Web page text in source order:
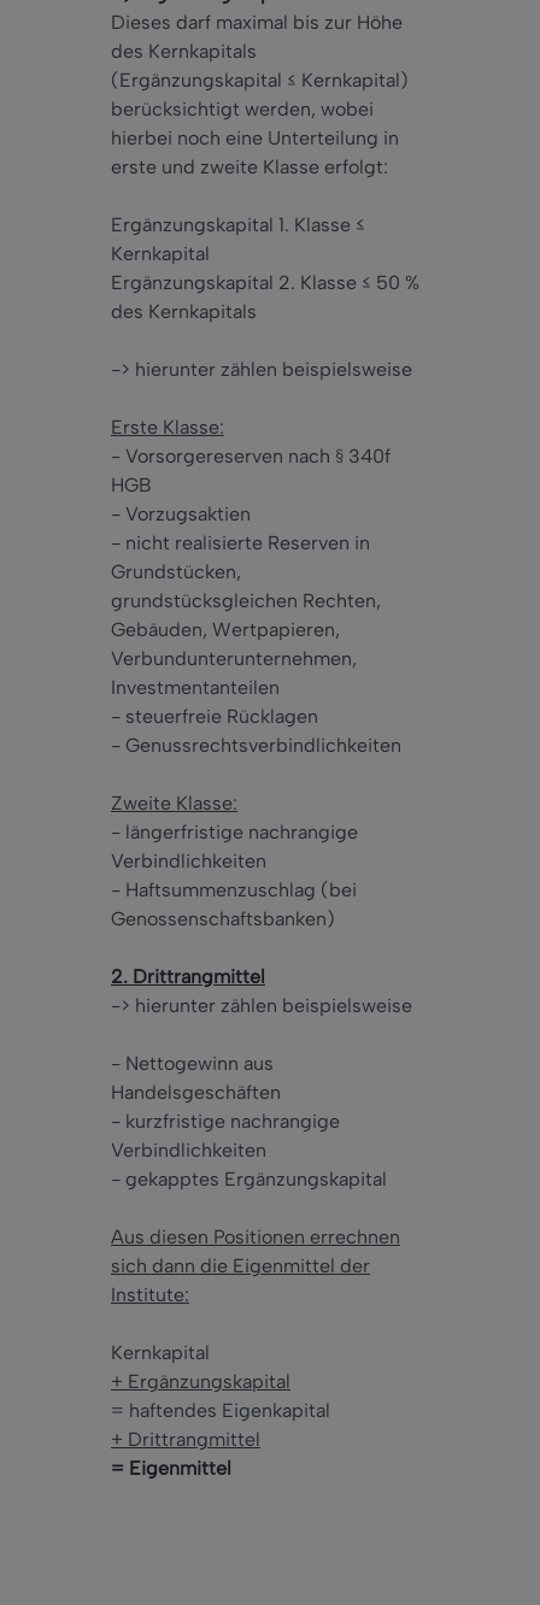
Dieses darf maximal bis zur Höhe
des Kernkapitals
(Ergänzungskapital ≤ Kernkapital)
berücksichtigt werden, wobei
hierbei noch eine Unterteilung in
erste und zweite Klasse erfolgt:
Ergänzungskapital 1. Klasse ≤
Kernkapital
Ergänzungskapital 2. Klasse ≤ 50 %
des Kernkapitals
-> hierunter zählen beispielsweise
Erste Klasse:
- Vorsorgereserven nach § 340f
HGB
- Vorzugsaktien
- nicht realisierte Reserven in
Grundstücken,
grundstücksgleichen Rechten,
Gebäuden, Wertpapieren,
Verbundunterunternehmen,
Investmentanteilen
- steuerfreie Rücklagen
- Genussrechtsverbindlichkeiten
Zweite Klasse:
- längerfristige nachrangige
Verbindlichkeiten
- Haftsummenzuschlag (bei
Genossenschaftsbanken)
2. Drittrangmittel
-> hierunter zählen beispielsweise
- Nettogewinn aus
Handelsgeschäften
- kurzfristige nachrangige
Verbindlichkeiten
- gekapptes Ergänzungskapital
Aus diesen Positionen errechnen
sich dann die Eigenmittel der
Institute:
Kernkapital
+ Ergänzungskapital
= haftendes Eigenkapital
+ Drittrangmittel
= Eigenmittel